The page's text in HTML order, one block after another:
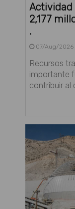
Actividad
2,177
.
07/Aug/2026
Recursos
importante
contribuir al